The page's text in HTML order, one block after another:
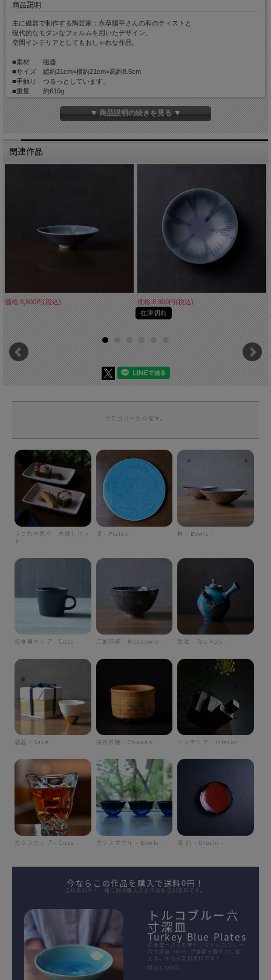
商品説明
主に磁器で制作する陶芸家：永草陽平さんの和のティストと
現代的なモダンなフォルムを用いたデザイン。
空間インテリアとしてもおしゃれな作品。
■素材 磁器
■サイズ 縦約21cm×横約21cm×高約8.5cm
■手触り つるっとしています。
■重量 約610g
■生産国 Made in Japan
▼ 商品説明の続きを見る ▼
関連作品
価格:8,800円(税込)
価格:8,800円(税込)
在庫切れ
カテゴリーから探す。
うつわや悠々 お試しセッ
ト
皿 - Plates - 鉢 - Bowls -
和食器カップ - Cups - ご飯茶碗 - Ricebowls - 急須 - Tea Pots -
酒器 - Sake - 抹茶茶碗 - Chawan - インテリア - interior -
ガラスカップ - Cups - ガラスボウル - Bowls - 漆 皿 - Urushi -
今ならこの作品を購入で送料0円！
送料無料中！一緒に同時購入する作品も送料無料です。
トルコブルー六
寸深皿
Turkey Blue Plates
荒木漢一さんの爽やかなトルコブルー
六寸深皿-18cm-が食卓を鮮やかに変
える。今なら送料無料です！
税込3,740円